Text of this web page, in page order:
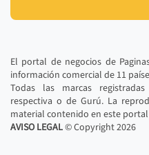
El portal de negocios de
información comercial de 11
Todas las marcas
respectiva o de Gurú. La
material contenido en este
AVISO LEGAL© Copyright2026